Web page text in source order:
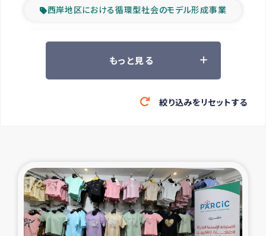
西岸地区における循環型社会のモデル形成事業
ツアー参加者の声
緊急救援の時代
東ティモール豪雨緊急支援
大雨による洪水被災者支援
カカオ生産者支援事業
もっと見る
絞り込みをリセットする